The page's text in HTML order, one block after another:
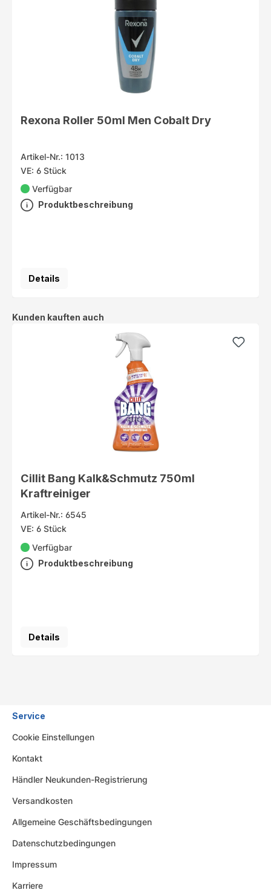
Rexona Roller 50ml Men Cobalt Dry
Artikel-Nr.: 1013
VE: 6 Stück
Verfügbar
Produktbeschreibung
Details
Produktgalerie überspringen
Kunden kauften auch
Cillit Bang Kalk&Schmutz 750ml
Kraftreiniger
Artikel-Nr.: 6545
VE: 6 Stück
Verfügbar
Produktbeschreibung
Details
Service
Cookie Einstellungen
Kontakt
Händler Neukunden-Registrierung
Versandkosten
Allgemeine Geschäftsbedingungen
Datenschutzbedingungen
Impressum
Karriere